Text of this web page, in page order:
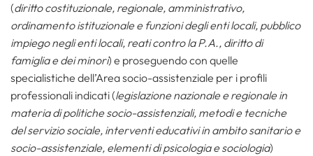
(diritto costituzionale, regionale, amministrativo,
ordinamento istituzionale e funzioni degli enti locali, pubblico
impiego negli enti locali, reati contro la P.A., diritto di
famiglia e dei minori) e proseguendo con quelle
specialistiche dell’Area socio-assistenziale per i profili
professionali indicati (legislazione nazionale e regionale in
materia di politiche socio-assistenziali, metodi e tecniche
del servizio sociale, interventi educativi in ambito sanitario e
socio-assistenziale, elementi di psicologia e sociologia)